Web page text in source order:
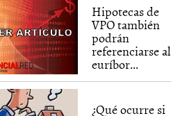
Hipotecas de
VPO también
podrán
referenciarse al
euríbor...
¿Qué ocurre si